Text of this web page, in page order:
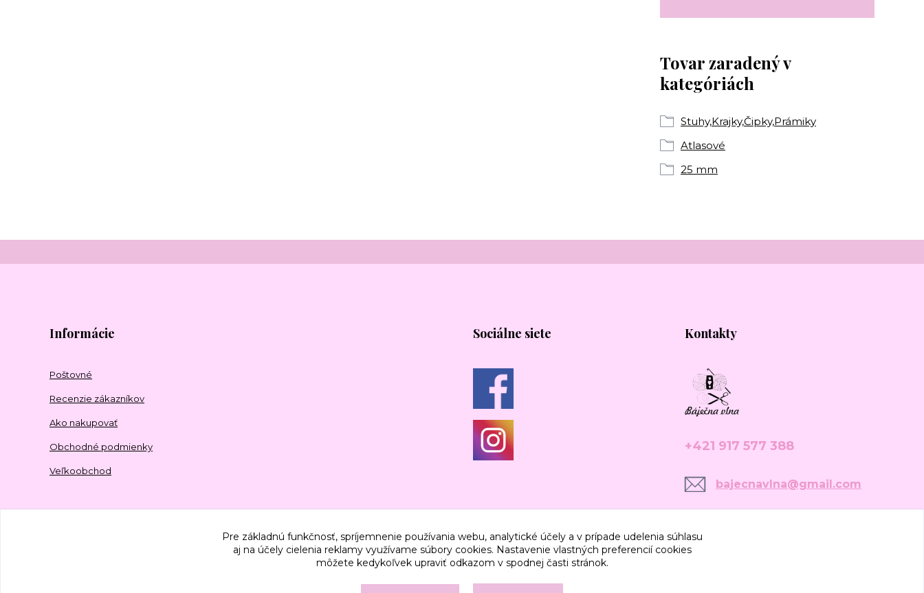
Tovar zaradený v
kategóriách
Stuhy,Krajky,Čipky,Prámiky
Atlasové
25 mm
Informácie
Poštovné
Recenzie zákazníkov
Ako nakupovať
Obchodné podmienky
Veľkoobchod
Sociálne siete Kontakty
+421 917 577 388
bajecnavlna@gmail.com
Pre základnú funkčnosť, spríjemnenie používania webu, analytické účely a v prípade udelenia súhlasu
aj na účely cielenia reklamy využívame súbory cookies. Nastavenie vlastných preferencií cookies
môžete kedykoľvek upraviť odkazom v spodnej časti stránok.